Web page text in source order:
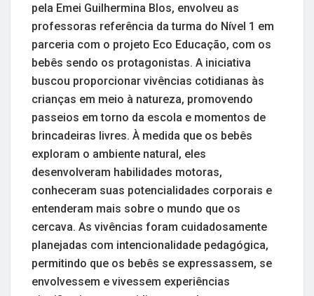
pela Emei Guilhermina Blos, envolveu as
professoras referência da turma do Nível 1 em
parceria com o projeto Eco Educação, com os
bebês sendo os protagonistas. A iniciativa
buscou proporcionar vivências cotidianas às
crianças em meio à natureza, promovendo
passeios em torno da escola e momentos de
brincadeiras livres. À medida que os bebês
exploram o ambiente natural, eles
desenvolveram habilidades motoras,
conheceram suas potencialidades corporais e
entenderam mais sobre o mundo que os
cercava. As vivências foram cuidadosamente
planejadas com intencionalidade pedagógica,
permitindo que os bebês se expressassem, se
envolvessem e vivessem experiências